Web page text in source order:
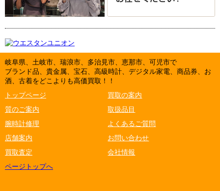
岐阜県、土岐市、瑞浪市、多治見市、恵那市、可児市で
ブランド品、貴金属、宝石、高級時計、デジタル家電、商品券、お
酒、古着をどこよりも高価買取！！
トップページ
買取の案内
質のご案内
取扱品目
腕時計修理
よくあるご質問
店舗案内
お問い合わせ
買取査定
会社情報
ページトップへ